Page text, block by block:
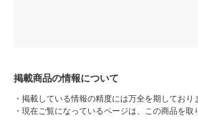
掲載商品の情報について
・ 掲載している情報の精度には万全を期しており
・ 現在ご覧になっているページは、この商品を